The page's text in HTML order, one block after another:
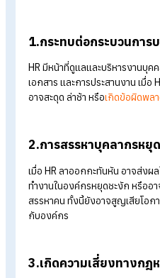
1.กระทบต่อกระบวน
อาจสะดุด ล่าช้า หรือเกิดข้อผิ